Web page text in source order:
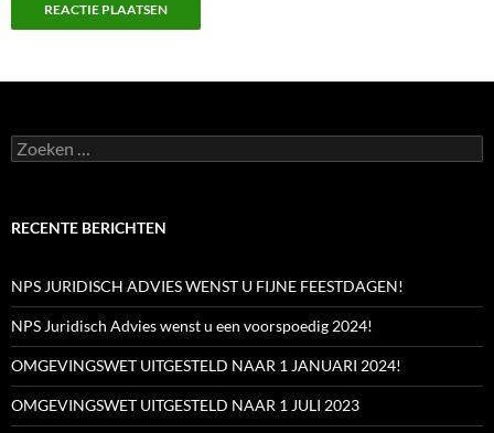
Zoeken
naar:
RECENTE BERICHTEN
NPS JURIDISCH ADVIES WENST U FIJNE FEESTDAGEN!
NPS Juridisch Advies wenst u een voorspoedig 2024!
OMGEVINGSWET UITGESTELD NAAR 1 JANUARI 2024!
OMGEVINGSWET UITGESTELD NAAR 1 JULI 2023